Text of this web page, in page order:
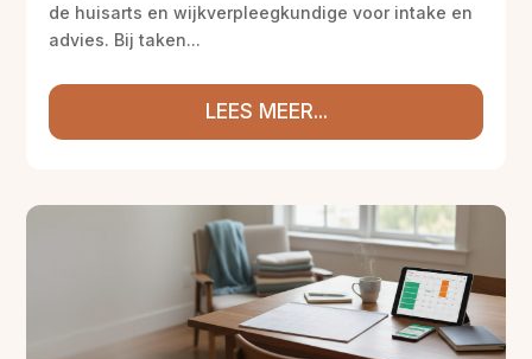
de huisarts en wijkverpleegkundige voor intake en
advies. Bij taken...
LEES MEER...